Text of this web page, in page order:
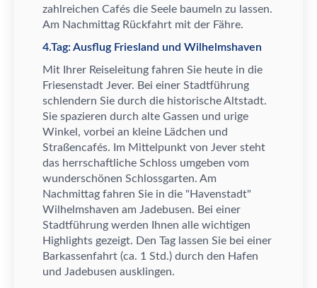
zahlreichen Cafés die Seele baumeln zu lassen.
Am Nachmittag Rückfahrt mit der Fähre.
4.Tag: Ausflug Friesland und Wilhelmshaven
Mit Ihrer Reiseleitung fahren Sie heute in die
Friesenstadt Jever. Bei einer Stadtführung
schlendern Sie durch die historische Altstadt.
Sie spazieren durch alte Gassen und urige
Winkel, vorbei an kleine Lädchen und
Straßencafés. Im Mittelpunkt von Jever steht
das herrschaftliche Schloss umgeben vom
wunderschönen Schlossgarten. Am
Nachmittag fahren Sie in die "Havenstadt"
Wilhelmshaven am Jadebusen. Bei einer
Stadtführung werden Ihnen alle wichtigen
Highlights gezeigt. Den Tag lassen Sie bei einer
Barkassenfahrt (ca. 1 Std.) durch den Hafen
und Jadebusen ausklingen.